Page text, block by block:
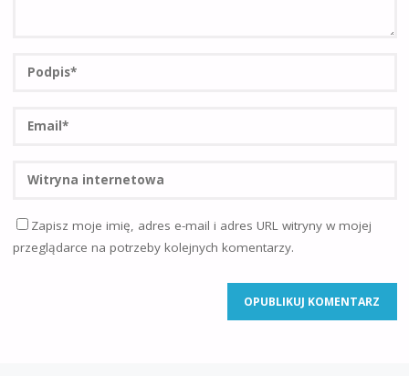
Zapisz moje imię, adres e-mail i adres URL witryny w mojej
przeglądarce na potrzeby kolejnych komentarzy.